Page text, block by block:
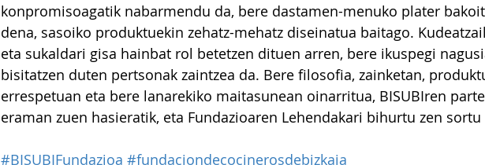
konpromisoagatik nabarmendu da, bere dastamen-menuko plater
dena, sasoiko produktuekin zehatz-mehatz diseinatua baitago.
eta sukaldari gisa hainbat rol betetzen dituen arren, bere ikuspegi
bisitatzen duten pertsonak zaintzea da. Bere filosofia, zainketan,
errespetuan eta bere lanarekiko maitasunean oinarritua, BISUBIren
eraman zuen hasieratik, eta Fundazioaren Lehendakari bihurtu zen sortu
#BISUBIFundazioa #fundaciondecocinerosdebizkaia